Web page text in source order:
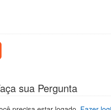
sua Pergunta